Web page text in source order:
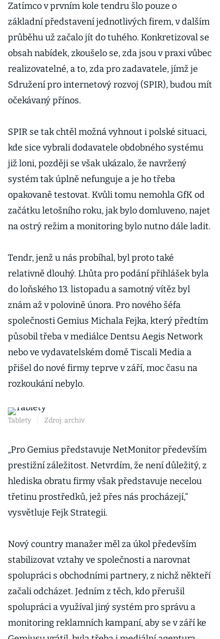
Zatímco v prvním kole tendru šlo pouze o
základní představení jednotlivých firem, v dalším
průběhu už začalo jít do tuhého. Konkretizoval se
obsah nabídek, zkoušelo se, zda jsou v praxi vůbec
realizovatelné, a to, zda pro zadavatele, jímž je
Sdružení pro internetový rozvoj (SPIR), budou mít
očekávaný přínos.
SPIR se tak chtěl možná vyhnout i polské situaci,
kde sice vybrali dodavatele obdobného systému
již loni, později se však ukázalo, že navržený
systém tak úplně nefunguje a je ho třeba
opakovaně testovat. Kvůli tomu nemohla GfK od
začátku letošního roku, jak bylo domluveno, najet
na ostrý režim a monitoring bylo nutno dále ladit.
Tendr, jenž u nás probíhal, byl proto také
relativně dlouhý. Lhůta pro podání přihlášek byla
do loňského 13. listopadu a samotný vítěz byl
znám až v polovině února. Pro nového šéfa
společnosti Gemius Michala Fejka, který předtím
působil třeba v mediálce Dentsu Aegis Network
nebo ve vydavatelském domě Tiscali Media a
přišel do nové firmy teprve v září, moc času na
rozkoukání nebylo.
Tablety Zdroj: archiv
„Pro Gemius představuje NetMonitor především
prestižní záležitost. Netvrdím, že není důležitý, z
hlediska obratu firmy však představuje necelou
třetinu prostředků, jež přes nás procházejí,“
vysvětluje Fejk Strategii.
Nový country manažer měl za úkol především
stabilizovat vztahy ve společnosti a narovnat
spolupráci s obchodními partnery, z nichž někteří
začali odcházet. Jedním z těch, kdo přerušil
spolupráci a využíval jiný systém pro správu a
monitoring reklamních kampaní, aby se v září ke